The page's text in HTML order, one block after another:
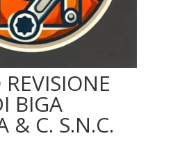
BIGA
& C. S.N.C.